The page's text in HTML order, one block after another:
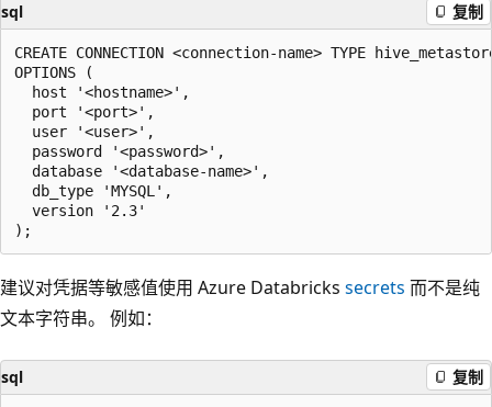
sql 复制
CREATE CONNECTION <connection-name> TYPE
OPTIONS (
  host '<hostname>',
  port '<port>',
  user '<user>',
  password '<password>',
  database '<database-name>',
  db_type 'MYSQL',
  version '2.3'
建议对凭据等敏感值使用 Azure Databricks secrets 而不是纯
文本字符串。 例如：
sql 复制